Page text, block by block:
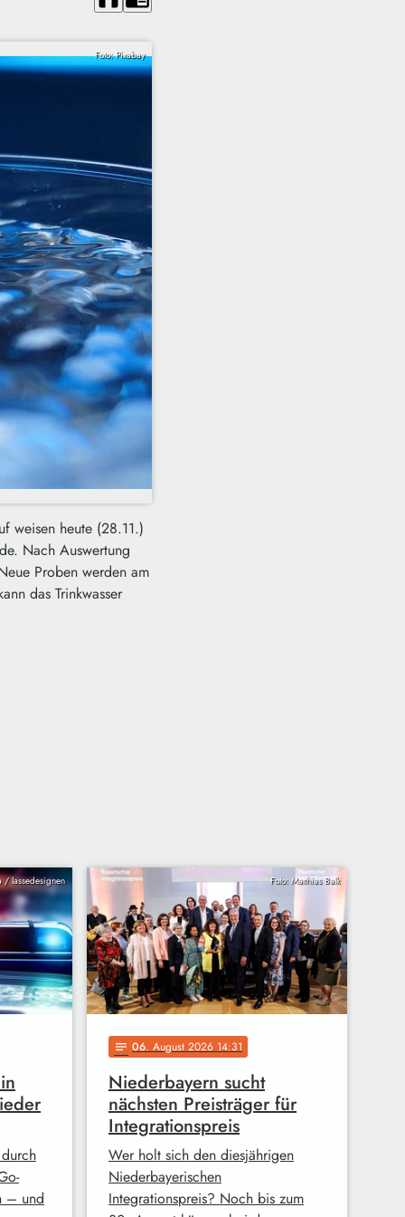
Foto: Pixabay
weisen heute (28.11.)
Nach Auswertung
Proben werden am
das Trinkwasser
/ lassedesignen
– und
Foto: Matthias Balk
notes 06. August 2026 14:31
Niederbayern sucht
nächsten Preisträger für
Integrationspreis
Wer holt sich den diesjährigen
Niederbayerischen
Integrationspreis? Noch bis zum